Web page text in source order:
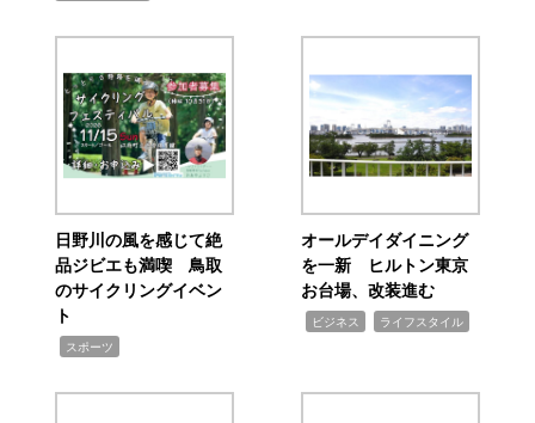
日野川の風を感じて絶
品ジビエも満喫 鳥取
のサイクリングイベン
ト
スポーツ
オールデイダイニング
を一新 ヒルトン東京
お台場、改装進む
ビジネス ライフスタイル